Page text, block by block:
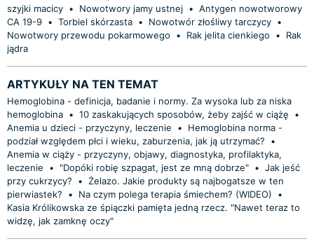
szyjki macicy • Nowotwory jamy ustnej • Antygen nowotworowy
CA 19-9 • Torbiel skórzasta • Nowotwór złośliwy tarczycy •
Nowotwory przewodu pokarmowego
• Rak jelita cienkiego •
Rak
jądra
ARTYKUŁY NA TEN TEMAT
Hemoglobina - definicja, badanie i normy. Za wysoka lub za niska
hemoglobina • 10 zaskakujących sposobów, żeby zajść w ciążę
•
Anemia u dzieci - przyczyny, leczenie
•
Hemoglobina norma -
podział względem płci i wieku, zaburzenia, jak ją utrzymać?
•
Anemia w ciąży - przyczyny, objawy, diagnostyka, profilaktyka,
leczenie
• "Dopóki robię szpagat, jest ze mną dobrze" • Jak jeść
przy cukrzycy?
• Żelazo. Jakie produkty są najbogatsze w ten
pierwiastek?
• Na czym polega terapia śmiechem? (WIDEO)
•
Kasia Królikowska ze śpiączki pamięta jedną rzecz. "Nawet teraz to
widzę, jak zamknę oczy"